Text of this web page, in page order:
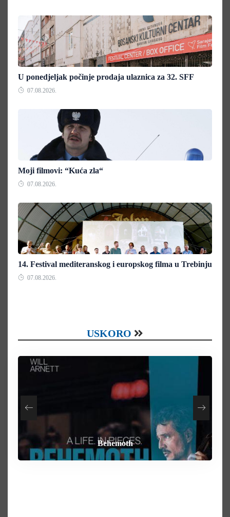
U ponedjeljak počinje prodaja ulaznica za 32. SFF
07.08.2026.
Moji filmovi: “Kuća zla“
07.08.2026.
14. Festival mediteranskog i europskog filma u Trebinju
07.08.2026.
USKORO
Heart of the Beast
Behemoth
How To Rob A Bank
By Any Means